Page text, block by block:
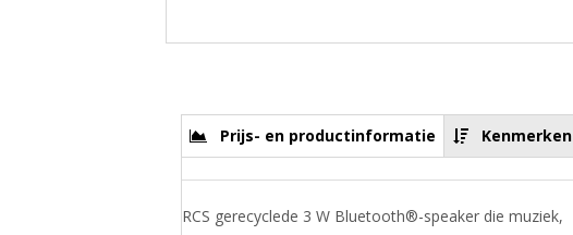
Prijs- en productinformatie Kenmerken
RCS gerecyclede 3 W Bluetooth®-speaker die muziek,